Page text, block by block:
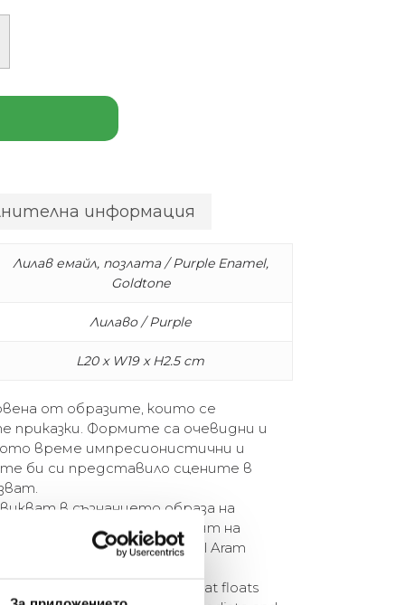
информация
Лилав емайл, позлата / Purple Enamel,
Goldtone
Лилаво / Purple
L20 x W19 x H2.5 cm
от образите, които се
приказки. Формите са очевидни и
време импресионистични и
би си представило сцените в
в съзнанието образа на
гора. Прозорец към свят на
красота.” – Michael Aram
inspiration from the imagery that floats